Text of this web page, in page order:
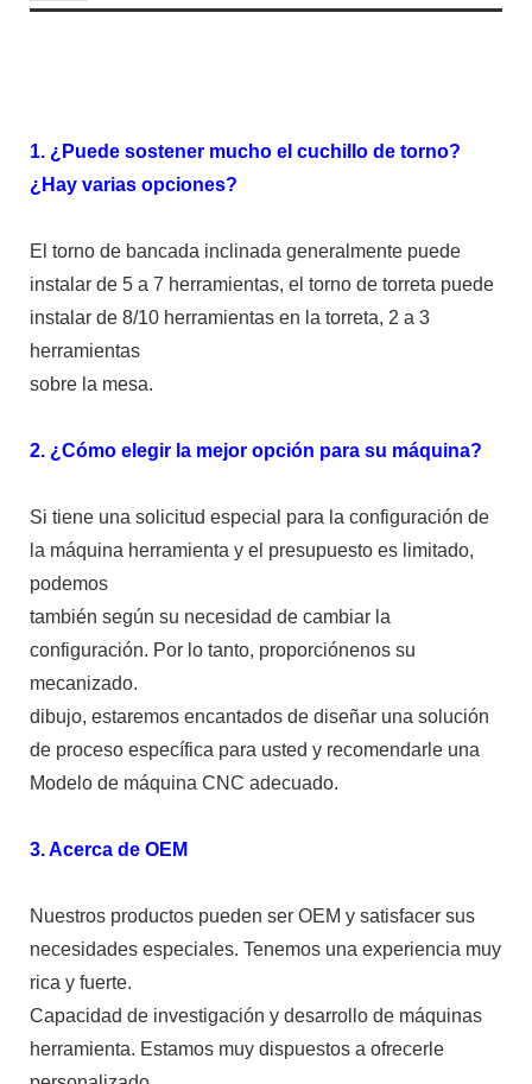
1. ¿Puede sostener mucho el cuchillo de torno?
¿Hay varias opciones?
El torno de bancada inclinada generalmente puede
instalar de 5 a 7 herramientas, el torno de torreta puede
instalar de 8/10 herramientas en la torreta, 2 a 3
herramientas
sobre la mesa.
2. ¿Cómo elegir la mejor opción para su máquina?
Si tiene una solicitud especial para la configuración de
la máquina herramienta y el presupuesto es limitado,
podemos
también según su necesidad de cambiar la
configuración. Por lo tanto, proporciónenos su
mecanizado.
dibujo, estaremos encantados de diseñar una solución
de proceso específica para usted y recomendarle una
Modelo de máquina CNC adecuado.
3. Acerca de OEM
Nuestros productos pueden ser OEM y satisfacer sus
necesidades especiales. Tenemos una experiencia muy
rica y fuerte.
Capacidad de investigación y desarrollo de máquinas
herramienta. Estamos muy dispuestos a ofrecerle